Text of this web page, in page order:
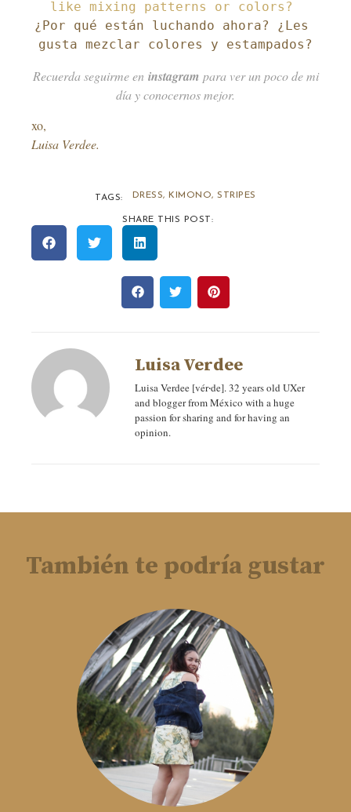
¿Por qué están luchando ahora? ¿Les
gusta mezclar colores y estampados?
Recuerda seguirme en instagram para ver un poco de mi
día y conocernos mejor.
xo,
Luisa Verdee.
TAGS: DRESS, KIMONO,STRIPES
SHARE THIS POST:
Luisa Verdee
Luisa Verdee [vér‧de]. 32 years old UXer
and blogger from México with a huge
passion for sharing and for having an
opinion.
También te podría gustar